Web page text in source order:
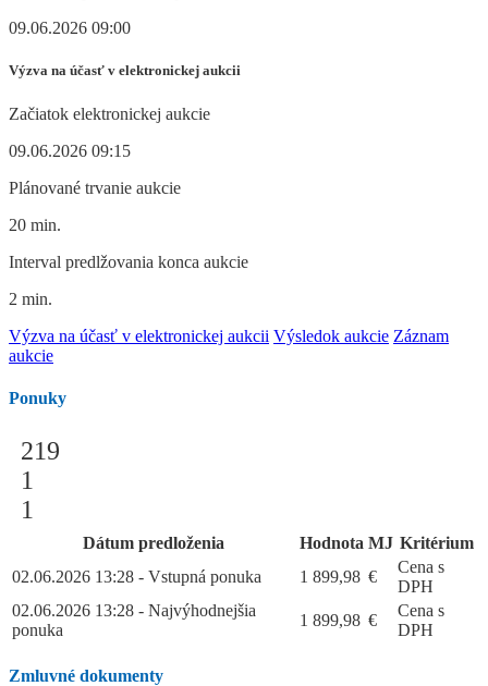
09.06.2026 09:00
Výzva na účasť v elektronickej aukcii
Začiatok elektronickej aukcie
09.06.2026 09:15
Plánované trvanie aukcie
20 min.
Interval predlžovania konca aukcie
2 min.
Výzva na účasť v elektronickej aukcii Výsledok aukcie Záznam
aukcie
Ponuky
219
1
1
Dátum predloženia Hodnota MJ Kritérium
02.06.2026 13:28 - Vstupná ponuka
1 899,98 €
Cena s
DPH
02.06.2026 13:28 - Najvýhodnejšia
ponuka
1 899,98 €
Cena s
DPH
Zmluvné dokumenty